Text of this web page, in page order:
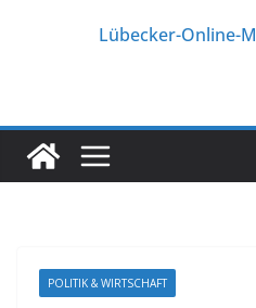
Lübecker-Online-
POLITIK & WIRTSCHAFT